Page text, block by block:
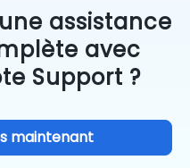
assistance
avec
Support ?
maintenant